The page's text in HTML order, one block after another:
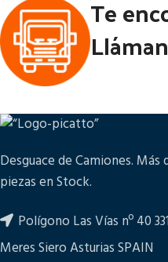
Notas:
Código Pieza:
Te
Desguace de Camiones. Más
piezas en Stock.
Polígono Las Vías nº 40
Meres Siero Asturias SPAIN